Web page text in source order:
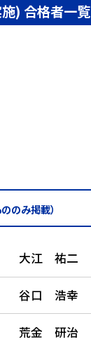
) 合格者一覧
のみ掲載）
大江 祐二
谷口 浩幸
荒金 研治